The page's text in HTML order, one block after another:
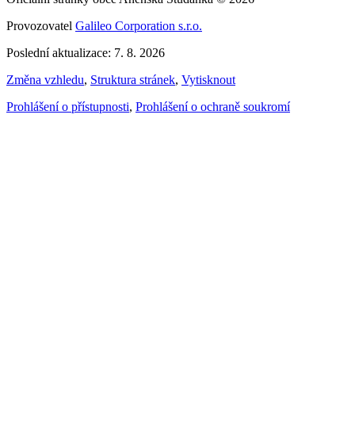
Provozovatel Galileo Corporation s.r.o.
Poslední aktualizace: 7. 8. 2026
Změna vzhledu, Struktura stránek, Vytisknout
Prohlášení o přístupnosti, Prohlášení o ochraně soukromí